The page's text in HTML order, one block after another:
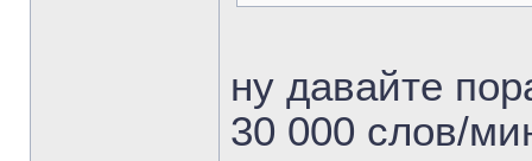
ну давайте
30 000 слов/